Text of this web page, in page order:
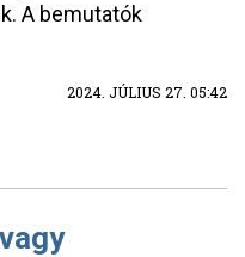
A bemutatók
2024. JÚLIUS 27. 05:42